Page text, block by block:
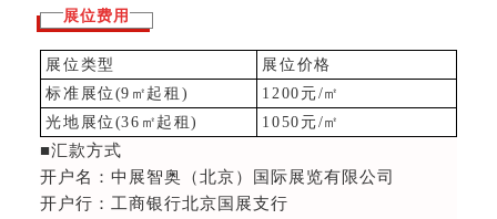
资料下载
集团展会
参展联络
展位费用
展位类型
展位价格
标准展位(9 ㎡ 起租 ) 1200 元/㎡
光地展位(36 ㎡ 起租) 1050 元/㎡
■汇款方式
开户名：中展智奥（北京）国际展览有限公司
开户行：工商银行北京国展支行